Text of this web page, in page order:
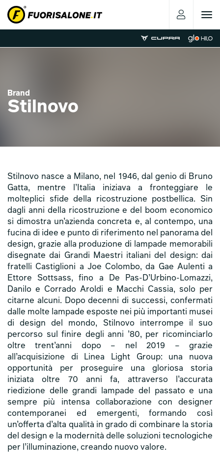
Toggle
Brand
Stilnovo
Stilnovo nasce a Milano, nel 1946, dal genio di Bruno
Gatta, mentre l’Italia iniziava a fronteggiare le
molteplici sfide della ricostruzione postbellica. Sin
dagli anni della ricostruzione e del boom economico
si dimostra un’azienda concreta e, al contempo, una
fucina di idee e punto di riferimento nel panorama del
design, grazie alla produzione di lampade memorabili
disegnate dai Grandi Maestri italiani del design: dai
fratelli Castiglioni a Joe Colombo, da Gae Aulenti a
Ettore Sottsass, fino a De Pas-D’Urbino-Lomazzi,
Danilo e Corrado Aroldi e Macchi Cassia, solo per
citarne alcuni. Dopo decenni di successi, confermati
dalle molte lampade esposte nei più importanti musei
di design del mondo, Stilnovo interrompe il suo
percorso sul finire degli anni ’80, per ricominciarlo
oltre trent’anni dopo – nel 2019 – grazie
all’acquisizione di Linea Light Group: una nuova
opportunità per proseguire una gloriosa storia
iniziata oltre 70 anni fa, attraverso l’accurata
riedizione delle grandi lampade del passato e una
sempre più intensa collaborazione con designer
contemporanei ed emergenti, formando così
un’offerta d’alta qualità in grado di combinare la storia
del design e la modernità delle soluzioni tecnologiche
per l’illuminazione, creando nuovo valore.